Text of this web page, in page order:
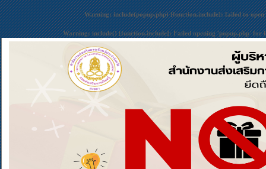
Warning: include(popup.php) [function.include]: failed to
Warning: include() [function.include]: Failed opening 'popup.php' for